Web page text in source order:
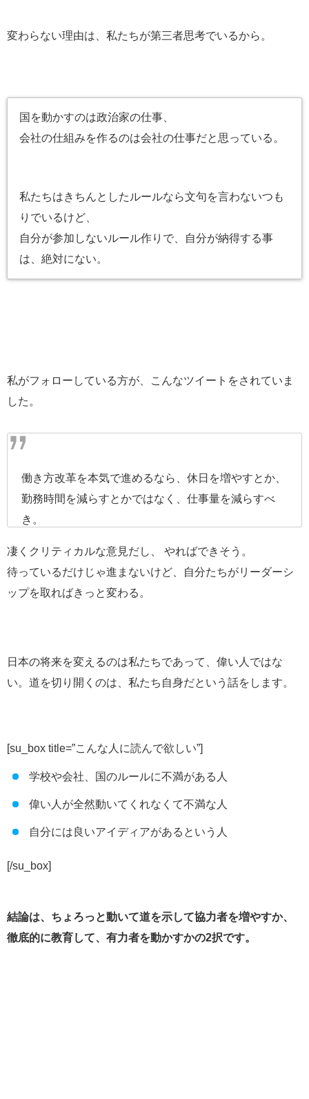
変わらない理由は、私たちが第三者思考でいるから。
国を動かすのは政治家の仕事、
会社の仕組みを作るのは会社の仕事だと思っている。
私たちはきちんとしたルールなら文句を言わないつも
りでいるけど、
自分が参加しないルール作りで、自分が納得する事
は、絶対にない。
私がフォローしている方が、こんなツイートをされていま
した。
働き方改革を本気で進めるなら、休日を増やすとか、
勤務時間を減らすとかではなく、仕事量を減らすべ
き。
もしくは欲しいお金の分だけ働くとか完全歩合にする
か。
— No side 【脱サラ予定の教師】中国語を極める者
凄くクリティカルな意見だし、 やればできそう。
待っているだけじゃ進まないけど、自分たちがリーダーシ
ップを取ればきっと変わる。
日本の将来を変えるのは私たちであって、偉い人ではな
い。道を切り開くのは、私たち自身だという話をします。
[su_box title=”こんな人に読んで欲しい”]
学校や会社、国のルールに不満がある人
偉い人が全然動いてくれなくて不満な人
自分には良いアイディアがあるという人
[/su_box]
結論は、ちょろっと動いて道を示して協力者を増やすか、
徹底的に教育して、有力者を動かすかの2択です。